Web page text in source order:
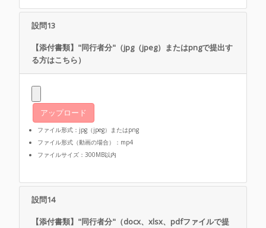
設問13
【添付書類】"同行者分"（jpg（jpeg）またはpngで提出す
る方はこちら）
アップロード
ファイル形式：jpg（jpeg）またはpng
ファイル形式（動画の場合）：mp4
ファイルサイズ：300MB以内
設問14
【添付書類】"同行者分"（docx、xlsx、pdfファイルで提